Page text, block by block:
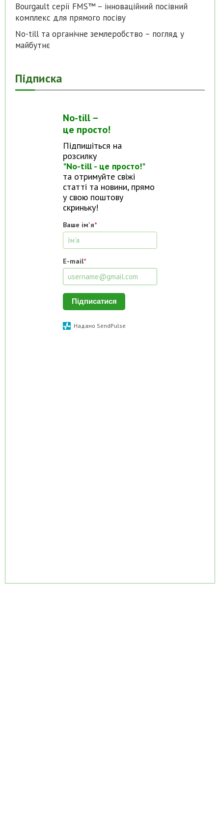
Bourgault серії FMS™ – інноваційний посівний
комплекс для прямого посіву
No-till та органічне землеробство – погляд у
майбутнє
Підписка
No-till –
це просто!
Підпишіться на
розсилку
"No-till - це просто!"
та отримуйте свіжі
статті та новини, прямо
у свою поштову
скриньку!
Ваше ім'я*
E-mail*
Підписатися
Надано SendPulse